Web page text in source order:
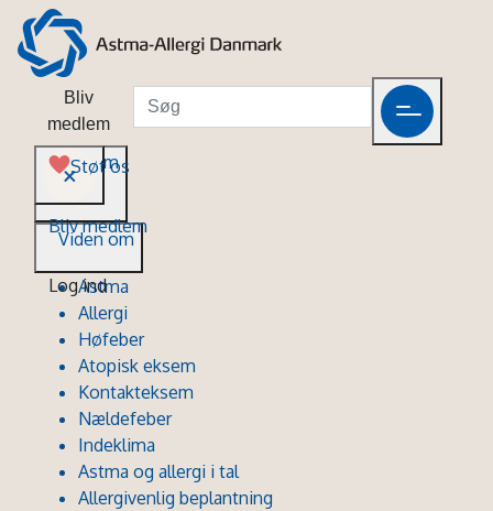
Bliv
medlem
Støt os
Bliv medlem
Log ind
Viden om
Viden om
Astma
Allergi
Høfeber
Atopisk eksem
Kontakteksem
Nældefeber
Indeklima
Astma og allergi i tal
Allergivenlig beplantning